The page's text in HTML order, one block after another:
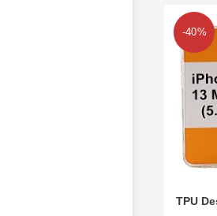
-40%
TPU
Merk